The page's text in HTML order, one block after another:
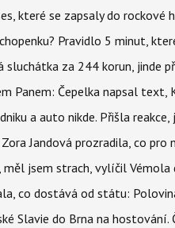
které se zapsaly do rockové
Pravidlo 5 minut,
sluchátka za 244 korun,
Panem: Čepelka napsal
a auto nikde. Přišla reakce,
Jandová prozradila, co pro
měl jsem strach, vylíčil
co dostává od státu:
Slavie do Brna na